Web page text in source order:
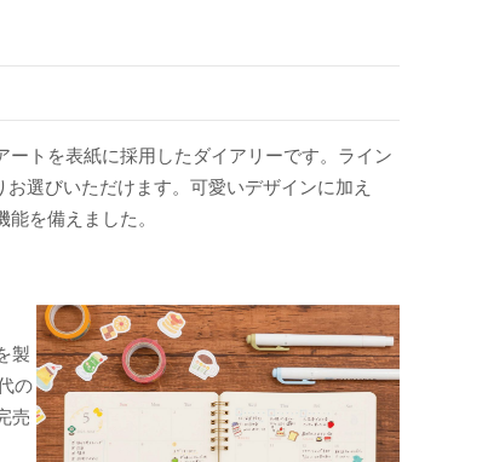
トを表紙に採用したダイアリーです。ライン
選びいただけます。可愛いデザインに加え
を備えました。
製
の
売